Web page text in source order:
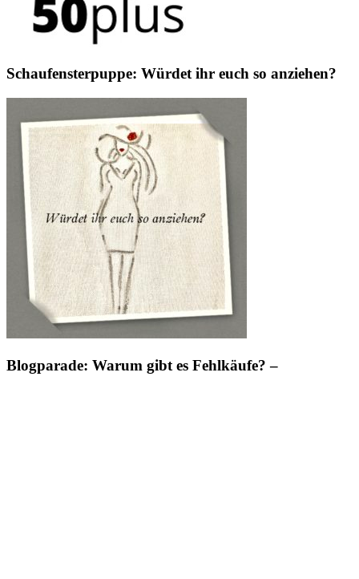
Schaufensterpuppe: Würdet ihr euch so anziehen?
Blogparade: Warum gibt es Fehlkäufe? –